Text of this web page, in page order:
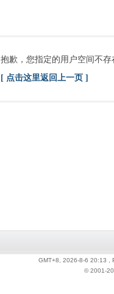
抱歉，您指定的用户空间不存
[ 点击这里返回上一页 ]
GMT+8, 2026-8-6 20:13
© 2001-